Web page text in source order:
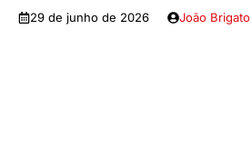
29 de junho de 2026 João Brigato